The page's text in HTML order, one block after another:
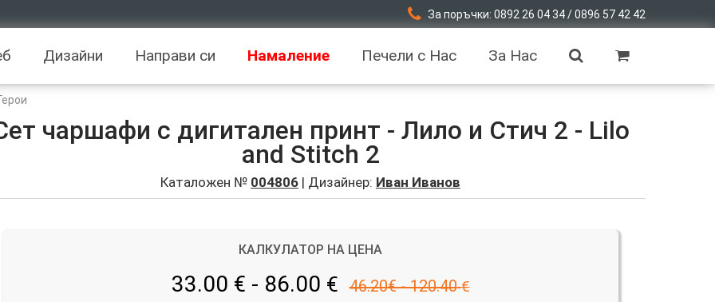
За поръчки: 0892 26 04 34 / 0896 57 42 42
Дизайни Направи си Намаление Печели с Нас За Нас
чаршафи с дигитален принт - Лило и Стич 2 - Lilo
and Stitch 2
Каталожен № 004806 | Дизайнер: Иван Иванов
КАЛКУЛАТОР НА ЦЕНА
33.00 € - 86.00 € 46.20€ - 120.40 €